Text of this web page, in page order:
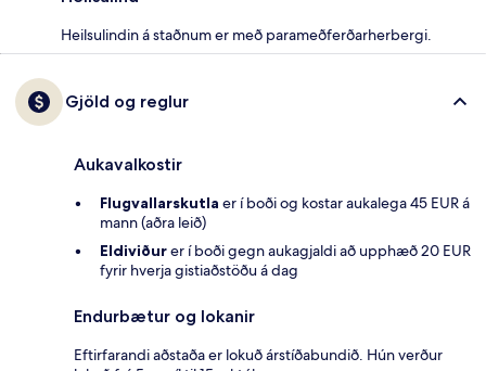
Heilsulindin á staðnum er með parameðferðarherbergi.
Gjöld og reglur
Aukavalkostir
Flugvallarskutla er í boði og kostar aukalega 45 EUR á
mann (aðra leið)
Eldiviðurer í boði gegn aukagjaldi að upphæð 20 EUR
fyrir hverja gistiaðstöðu á dag
Endurbætur og lokanir
Eftirfarandi aðstaða er lokuð árstíðabundið. Hún verður